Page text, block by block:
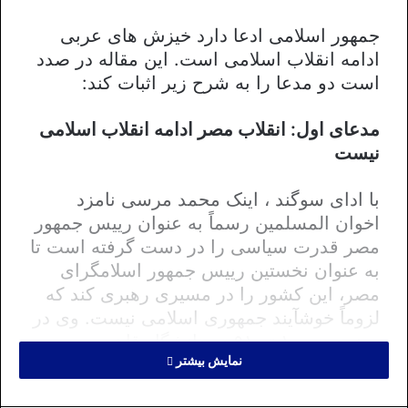
جمهور اسلامی ادعا دارد خیزش های عربی
ادامه انقلاب اسلامی است. این مقاله در صدد
است دو مدعا را به شرح زیر اثبات کند:
مدعای اول: انقلاب مصر ادامه انقلاب اسلامی
نیست
با ادای سوگند ، اینک محمد مرسی نامزد
اخوان المسلمین رسماً به عنوان رییس جمهور
مصر قدرت سیاسی را در دست گرفته است تا
به عنوان نخستین رییس جمهور اسلامگرای
مصر، این کشور را در مسیری رهبری کند که
لزوماً خوشآیند جمهوری اسلامی نیست. وی در
روز جمعه ۱۰ تیر۹۱ در دانشگاه قاهره بر
توقف خون ریزی ها در سوریه تاکید کرد و
نمایش بیشتر